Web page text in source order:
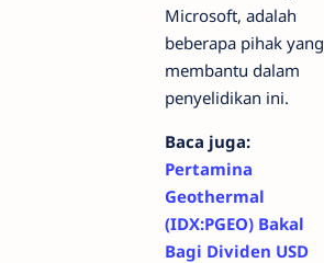
Microsoft, adalah
beberapa pihak yang
membantu dalam
penyelidikan ini.
Baca juga:
Pertamina
Geothermal
(IDX:PGEO) Bakal
Bagi Dividen USD